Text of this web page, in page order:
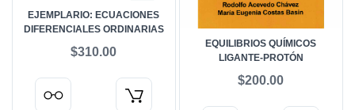
EJEMPLARIO: ECUACIONES
DIFERENCIALES ORDINARIAS
$310.00
EQUILIBRIOS QUÍMICOS
LIGANTE-PROTÓN
$200.00